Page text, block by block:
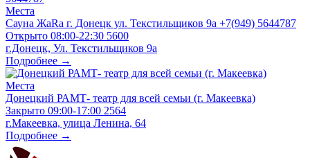
Места
Сауна ЖаRa г. Донецк ул. Текстильщиков 9а +7(949) 5644787
Открыто 08:00-22:30 5600
г.Донецк, Ул. Текстильщиков 9а
Подробнее →
Места
Донецкий РАМТ- театр для всей семьи (г. Макеевка)
Закрыто 09:00-17:00 2564
г.Макеевка, улица Ленина, 64
Подробнее →